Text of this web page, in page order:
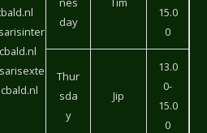
day
15.0
0
Thur
sda
y
Jip
13.0
0-
15.0
0